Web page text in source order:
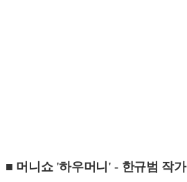
■ 머니쇼 '하우머니' - 한규범 작가